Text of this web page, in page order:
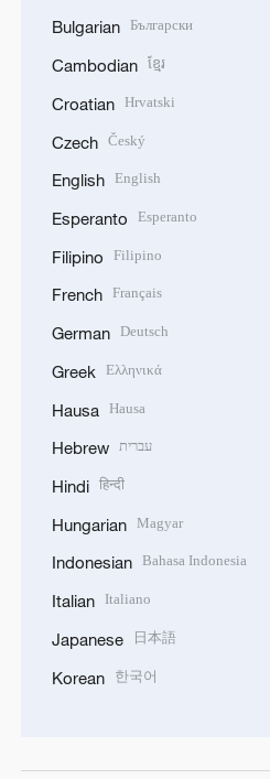
Bulgarian Български
Cambodian ខ្មែរ
Croatian Hrvatski
Czech Český
English English
Esperanto Esperanto
Filipino Filipino
French Français
German Deutsch
Greek Ελληνικά
Hausa Hausa
Hebrew עברית
Hindi हिन्दी
Hungarian Magyar
Indonesian Bahasa Indonesia
Italian Italiano
Japanese 日本語
Korean 한국어